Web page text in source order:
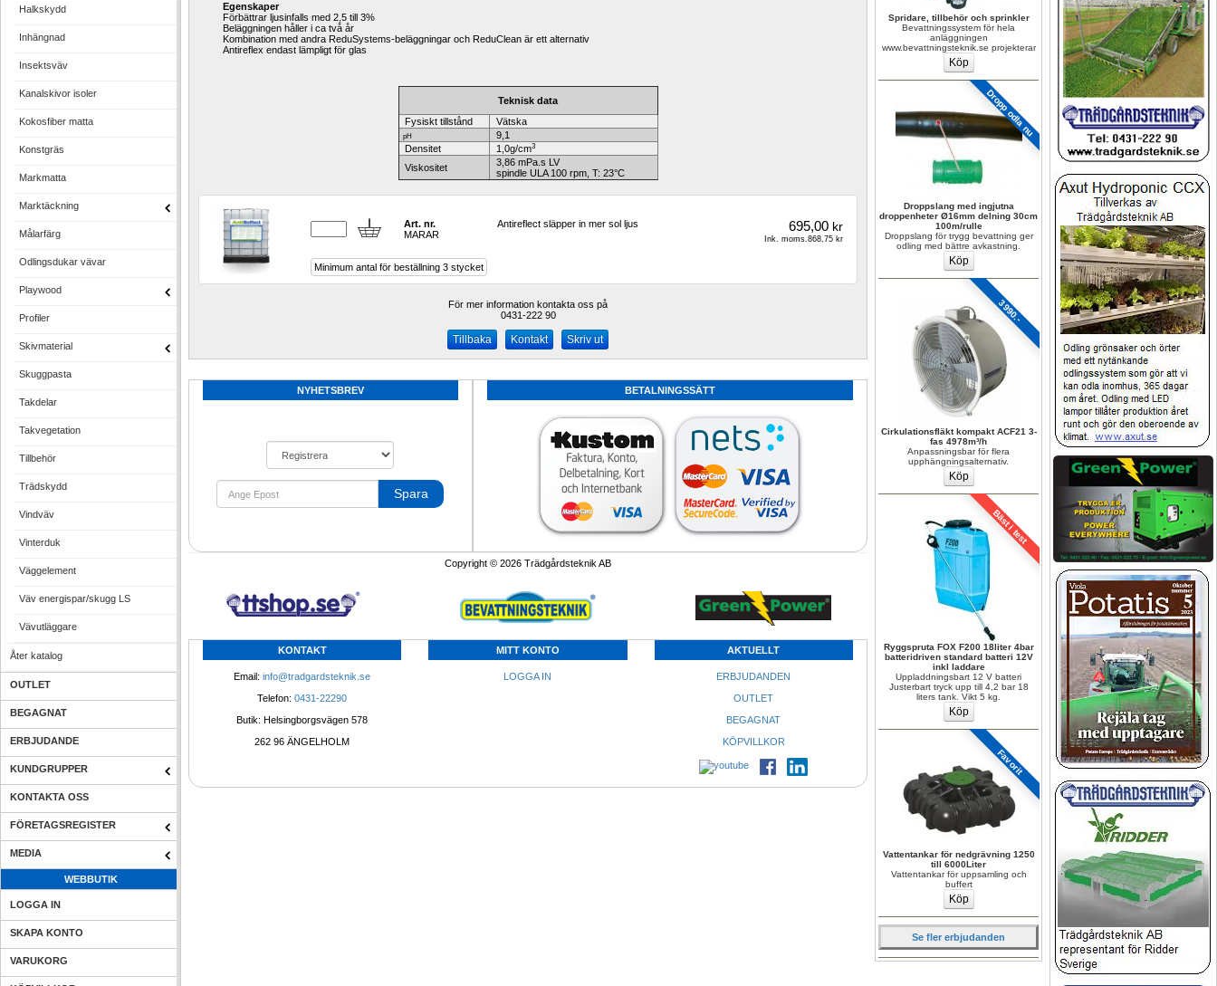
Halkskydd
Inhängnad
Insektsväv
Kanalskivor isoler
Kokosfiber matta
Konstgräs
Markmatta
Marktäckning
Målarfärg
Odlingsdukar vävar
Playwood
Profiler
Skivmaterial
Skuggpasta
Takdelar
Takvegetation
Tillbehör
Trädskydd
Vindväv
Vinterduk
Väggelement
Väv energispar/skugg LS
Vävutläggare
Åter katalog
OUTLET
BEGAGNAT
ERBJUDANDE
KUNDGRUPPER
KONTAKTA OSS
FÖRETAGSREGISTER
MEDIA
WEBBUTIK
LOGGA IN
SKAPA KONTO
VARUKORG
Spridare, tillbehör och sprinkler
Bevattningssystem för hela
anläggningen
www.bevattningsteknik.se projekterar
Dropp odla nu
Droppslang med ingjutna
droppenheter Ø16mm delning 30cm
100m/rulle
Droppslang för trygg bevattning ger
odling med bättre avkastning.
3990.-
Cirkulationsfläkt kompakt ACF21 3-
fas 4978m³/h
Anpassningsbar för flera
upphängningsalternativ.
Bäst i test
Ryggspruta FOX F200 18liter 4bar
batteridriven standard batteri 12V
inkl laddare
Uppladdningsbart 12 V batteri
Justerbart tryck upp till 4,2 bar 18
liters tank. Vikt 5 kg.
Favorit
Vattentankar för nedgrävning 1250
till 6000Liter
Vattentankar för uppsamling och
buffert
Se fler erbjudanden
Egenskaper
Förbättrar ljusinfalls med 2,5 till 3%
Beläggningen håller i ca två år
Kombination med andra ReduSystems-beläggningar och ReduClean är ett alternativ
Antireflex endast lämpligt för glas
Teknisk data
Fysiskt tillstånd
Vätska
pH
9,1
Densitet
1,0g/cm3
Viskositet
3,86 mPa.s LV
spindle ULA 100 rpm, T: 23°C
Art. nr.
MARAR
Antireflect släpper in mer sol ljus 695,00kr
Ink. moms.868,75 kr
Minimum antal för beställning 3 stycket
För mer information kontakta oss på
0431-222 90
Kontakt Skriv ut
NYHETSBREV
Spara
BETALNINGSSÄTT
Copyright © 2026 Trädgårdsteknik AB
KONTAKT
Email: info@tradgardsteknik.se
Telefon: 0431-22290
Butik: Helsingborgsvägen 578
262 96 ÄNGELHOLM
MITT KONTO
LOGGA IN
AKTUELLT
ERBJUDANDEN
OUTLET
BEGAGNAT
KÖPVILLKOR